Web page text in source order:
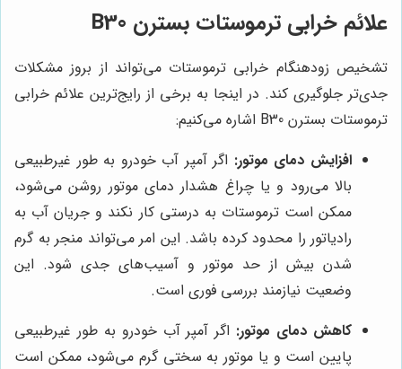
علائم خرابی ترموستات بسترن B30
تشخیص زودهنگام خرابی ترموستات می‌تواند از بروز مشکلات
جدی‌تر جلوگیری کند. در اینجا به برخی از رایج‌ترین علائم خرابی
ترموستات بسترن B30 اشاره می‌کنیم:
افزایش دمای موتور: اگر آمپر آب خودرو به طور غیرطبیعی
بالا می‌رود و یا چراغ هشدار دمای موتور روشن می‌شود،
ممکن است ترموستات به درستی کار نکند و جریان آب به
رادیاتور را محدود کرده باشد. این امر می‌تواند منجر به گرم
شدن بیش از حد موتور و آسیب‌های جدی شود. این
وضعیت نیازمند بررسی فوری است.
کاهش دمای موتور: اگر آمپر آب خودرو به طور غیرطبیعی
پایین است و یا موتور به سختی گرم می‌شود، ممکن است